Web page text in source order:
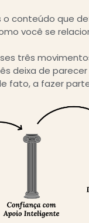
o conteúdo que
você se
três
deixa de
fato, a fazer